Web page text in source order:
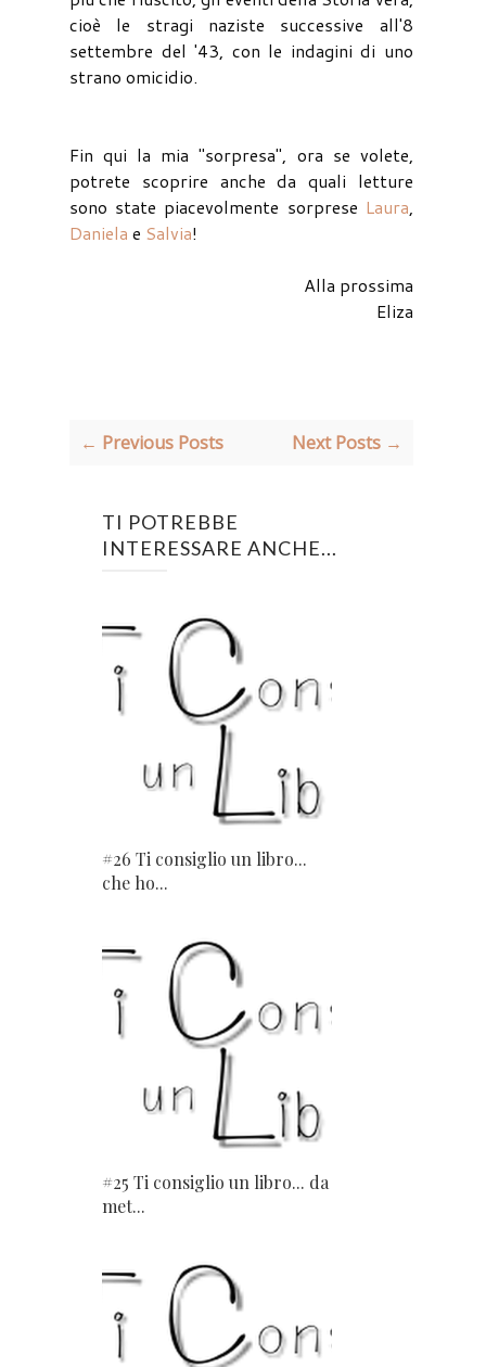
cioè le stragi naziste successive all'8
settembre del '43, con le indagini di uno
strano omicidio.
Fin qui la mia "sorpresa", ora se volete,
potrete scoprire anche da quali letture
sono state piacevolmente sorprese Laura,
Daniela e Salvia!
Alla prossima
Eliza
← Previous Posts Next Posts →
TI POTREBBE
INTERESSARE ANCHE...
#26 Ti consiglio un libro...
che ho...
#25 Ti consiglio un libro... da
met...